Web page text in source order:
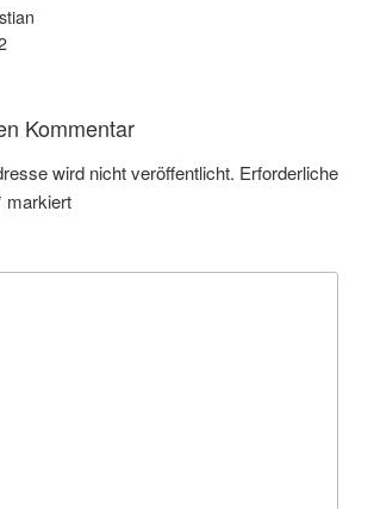
Kommentar
wird nicht veröffentlicht. Erforderliche
markiert